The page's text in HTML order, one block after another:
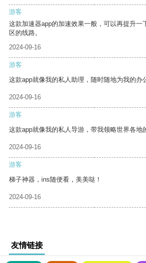
游客
这款加速器app的加速效果一般，可以再提升一
区的线路。
2024-09-16
游客
这款app就像我的私人助理，随时随地为我的办
2024-09-16
游客
这款app就像我的私人导游，带我领略世界各地
2024-09-16
游客
梯子神器，ins随便看，美美哒！
2024-09-16
友情链接